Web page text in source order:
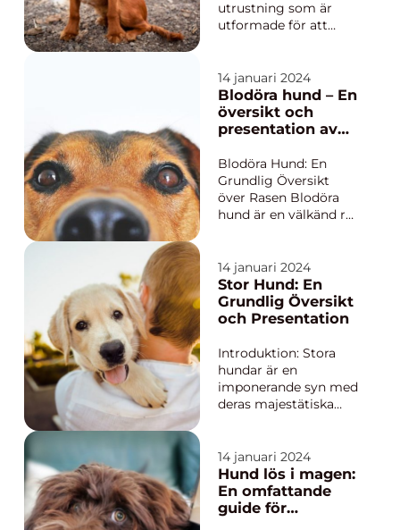
verktyg som
förhindrar at...
utrustning som är
utformade för att
deras ägare. Dessa
tillbehör kan omfatta
allt från
träningsredskap och
hundkläder och
toalettartiklar. I denna
artikel kommer vi att
...
14 januari 2024
Blodöra hund – En
översikt och
presentation av
Blodöra Hund: En
Grundlig Översikt
över Rasen Blodöra
hund är en välkänd ras
sina unika och
karakteristiska
blodröda öron. Dessa
hundar är populära på
utseende och sin
charm. I denna artikel
kommer v...
14 januari 2024
Stor Hund: En
Grundlig Översikt
och Presentation
Introduktion: Stora
hundar är en
imponerande syn med
deras majestätiska
Denna artikel
kommer att ge en
övergripande och
grundlig översikt över
14 januari 2024
Hund lös i magen:
En omfattande
guide för